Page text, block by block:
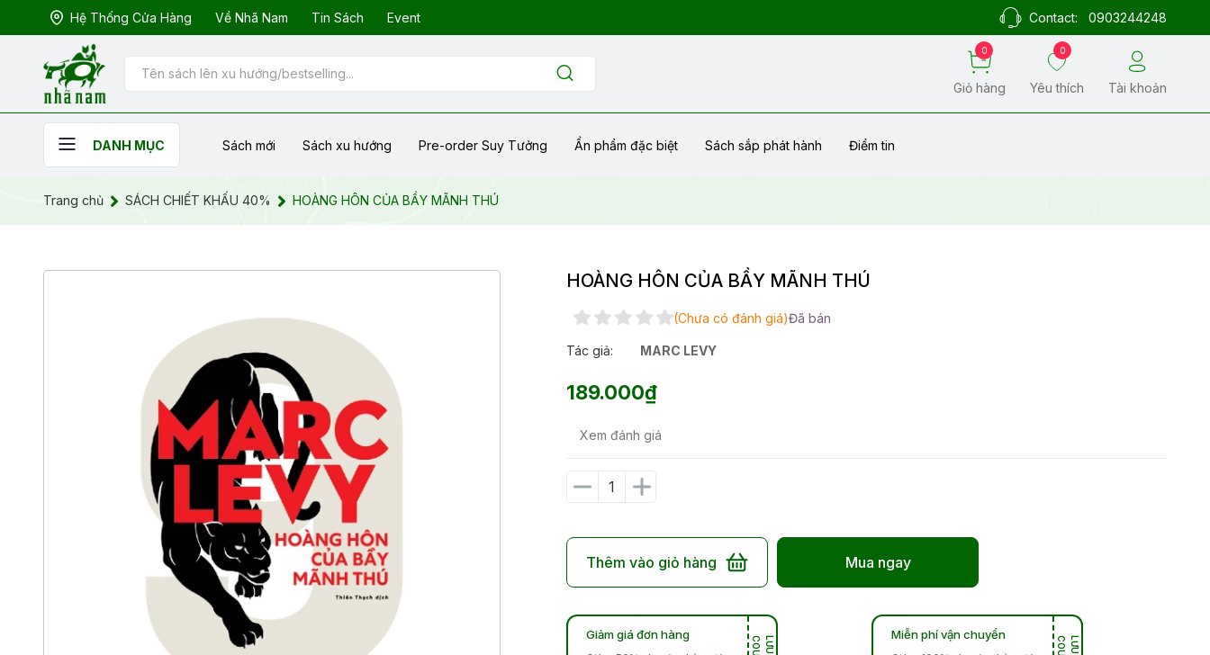
Hệ Thống Cửa Hàng Về Nhã Nam Tin Sách Event Contact: 0903244248
0
Giỏ hàng
0
Yêu thích Tài khoản
DANH MỤC Sách mới Sách xu hướng Pre-order Suy Tưởng Ẩn phẩm đặc biệt Sách sắp phát hành Điểm tin
Trang chủ SÁCH CHIẾT KHẤU 40% HOÀNG HÔN CỦA BẦY MÃNH THÚ
HOÀNG HÔN CỦA BẦY MÃNH THÚ
(Chưa có đánh giá)Đã bán
Tác giả: MARC LEVY
189.000₫
Xem đánh giá
Thêm vào giỏ hàng Mua ngay
Giảm giá đơn hàng
L
Ư
U
C
O
U
P
O
Miễn phí vận chuyển
L
Ư
U
C
O
U
P
O